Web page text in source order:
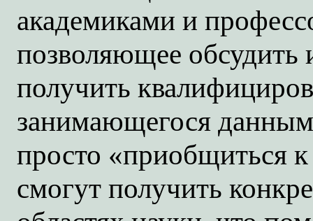
академиками и
позволяющее обсудить
получить
занимающегося
просто «приобщиться
смогут получить